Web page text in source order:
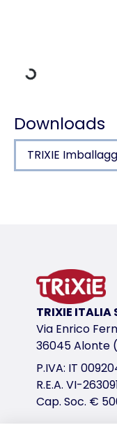
Downloads
TRIXIE
variante di
variante di
Misure
30 cm
link per il
TRIXIE
TRIXIE ITALIA
Via Enrico
36045 Alonte
P.IVA: IT
R.E.A. VI-
Cap. Soc. €